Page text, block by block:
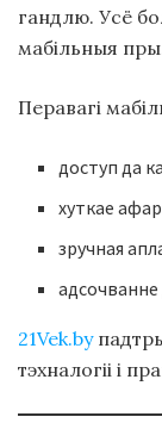
гандлю. Усё
мабільныя
Перавагі
доступ да
хуткае
зручная
адсочванне
21Vek.by
тэхналогіі і